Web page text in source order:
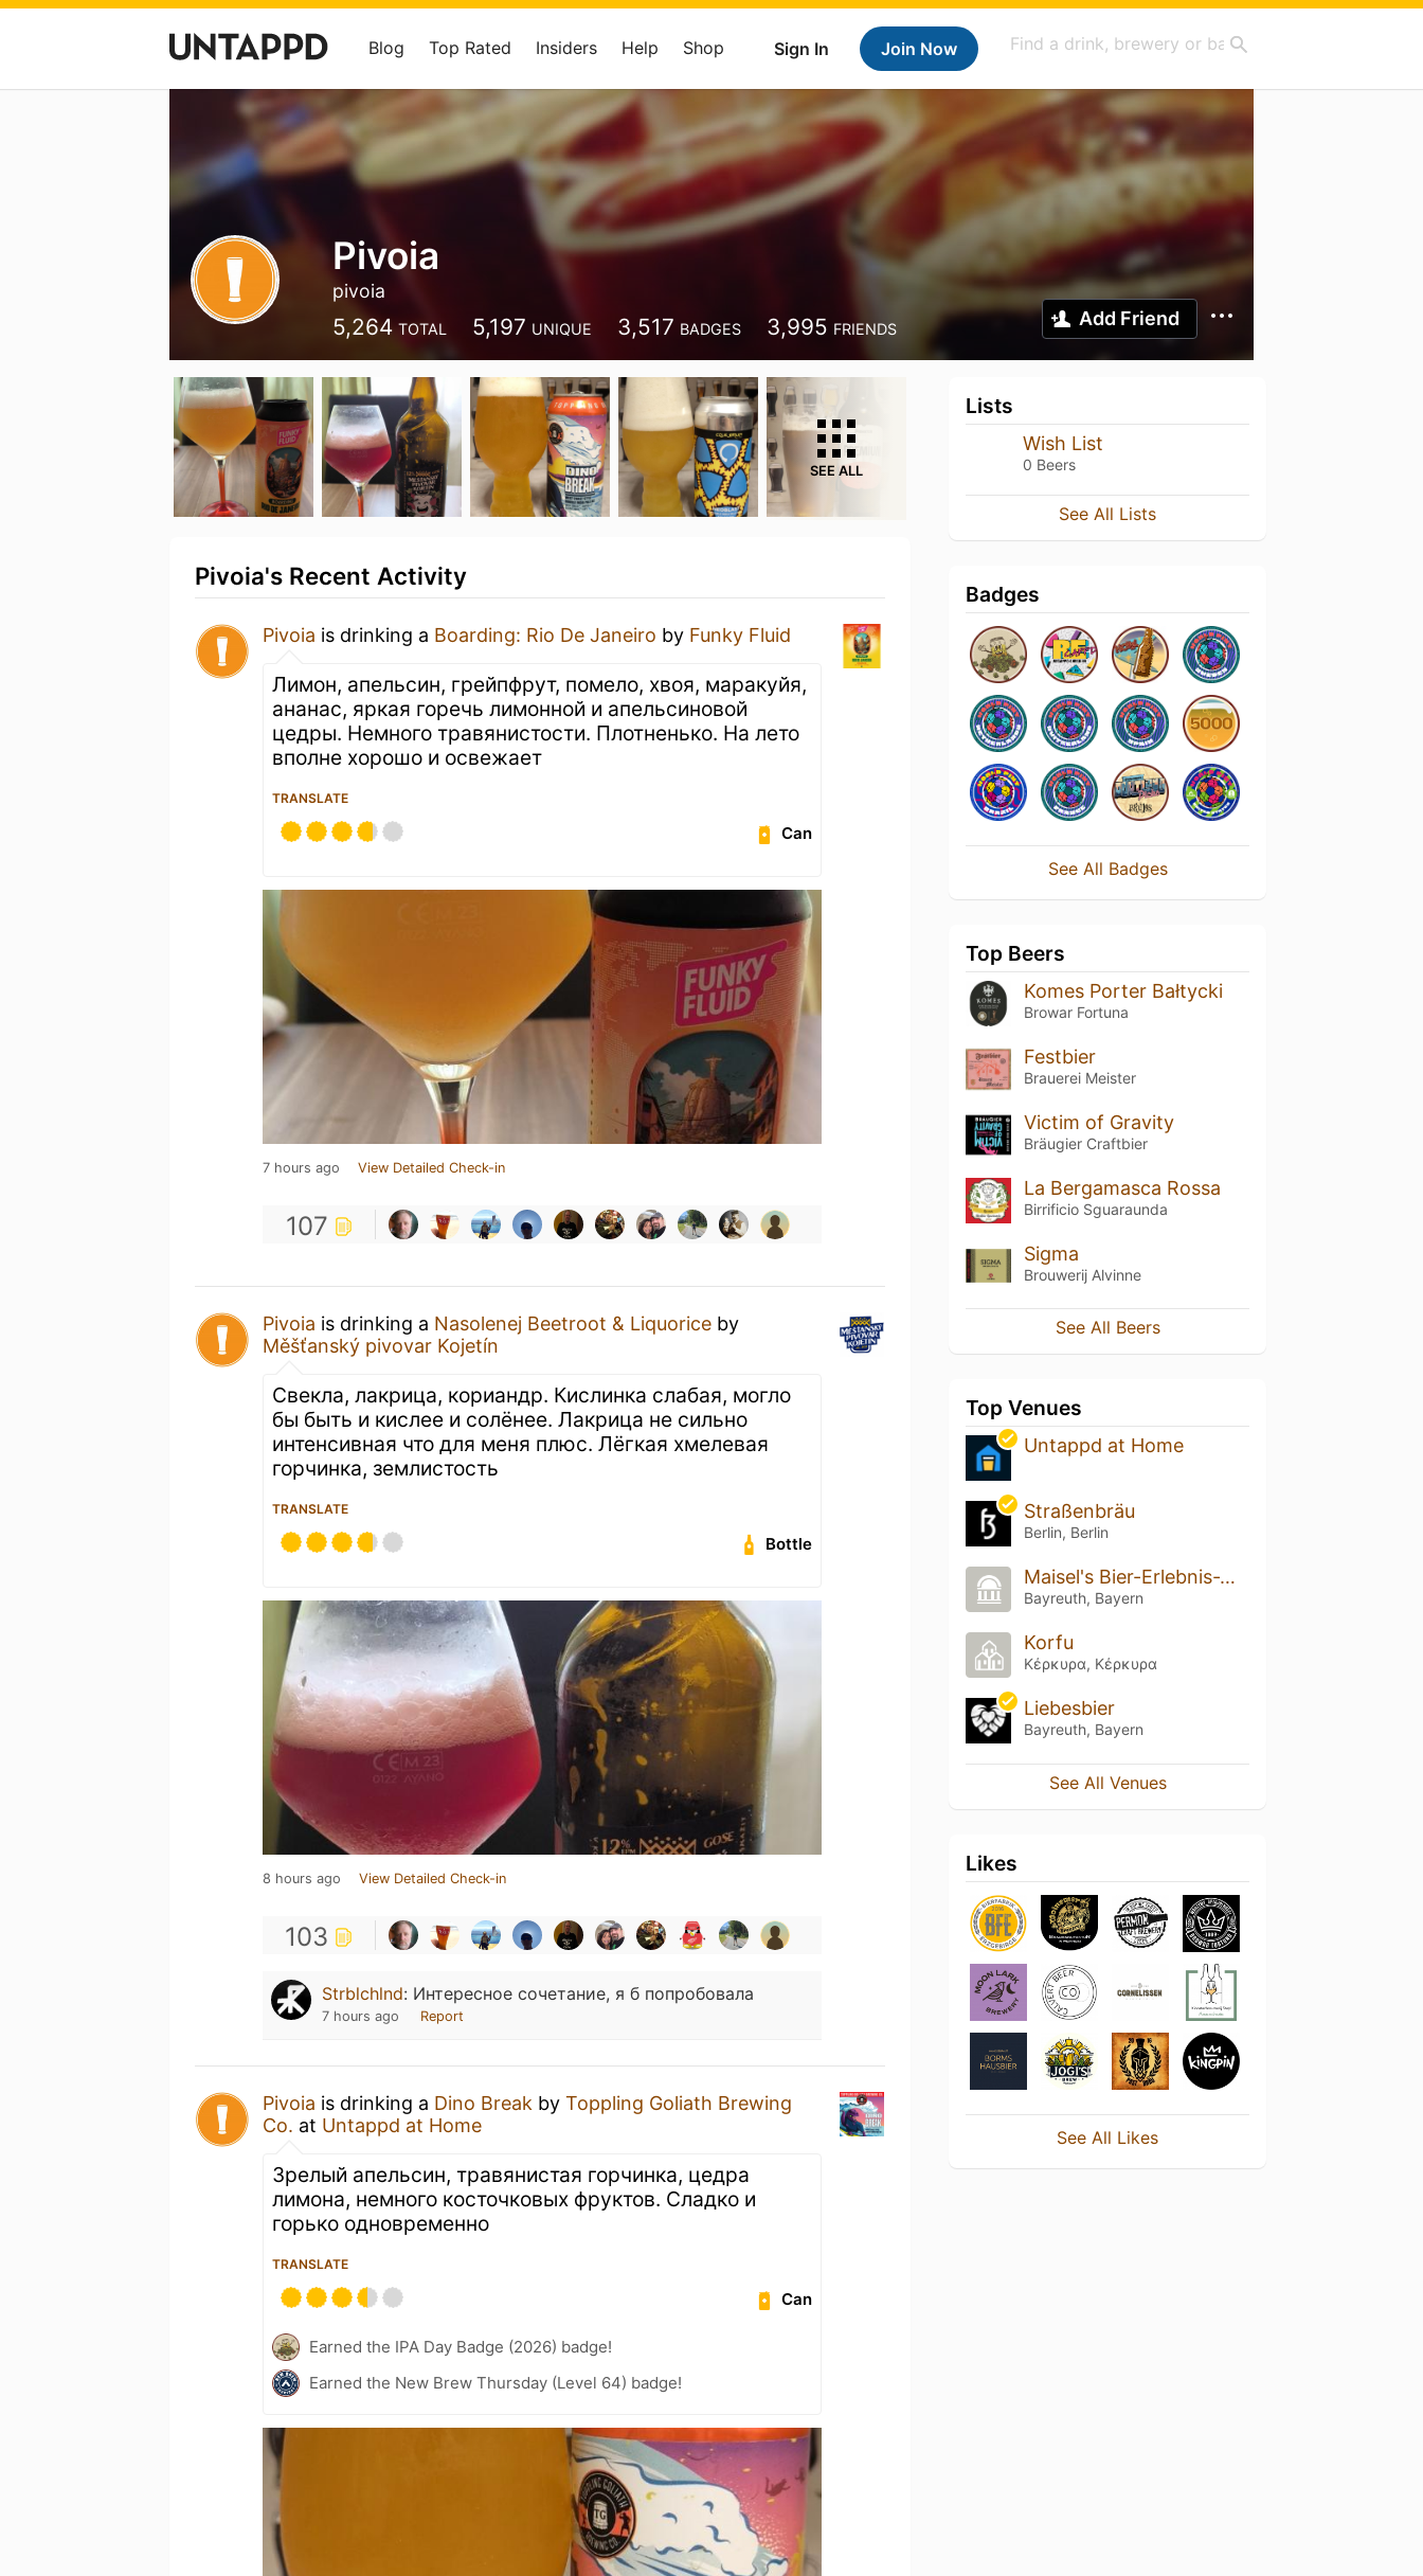
Sign In Join Now
Blog Top Rated Insiders Help Shop
Pivoia
pivoia
5,264 TOTAL 5,197 UNIQUE 3,517 BADGES 3,995 FRIENDS Add Friend
SEE ALL
Pivoia's Recent Activity
Pivoia is drinking a Boarding: Rio De Janeiro by Funky Fluid
Лимон, апельсин, грейпфрут, помело, хвоя, маракуйя,
ананас, яркая горечь лимонной и апельсиновой
цедры. Немного травянистости. Плотненько. На лето
вполне хорошо и освежает
TRANSLATE
Can
7 hours ago View Detailed Check-in
107
Pivoia is drinking a Nasolenej Beetroot & Liquorice by
Měšťanský pivovar Kojetín
Свекла, лакрица, кориандр. Кислинка слабая, могло
бы быть и кислее и солёнее. Лакрица не сильно
интенсивная что для меня плюс. Лёгкая хмелевая
горчинка, землистость
TRANSLATE
Bottle
8 hours ago View Detailed Check-in
103
Strblchlnd: Интересное сочетание, я б попробовала
7 hours ago Report
Pivoia is drinking a Dino Break by Toppling Goliath Brewing
Co. at Untappd at Home
Зрелый апельсин, травянистая горчинка, цедра
лимона, немного косточковых фруктов. Сладко и
горько одновременно
TRANSLATE
Can
Earned the IPA Day Badge (2026) badge!
Earned the New Brew Thursday (Level 64) badge!
Lists
Wish List
0 Beers
See All Lists
Badges
See All Badges
Top Beers
Komes Porter Bałtycki
Browar Fortuna
Festbier
Brauerei Meister
Victim of Gravity
Bräugier Craftbier
La Bergamasca Rossa
Birrificio Sguaraunda
Sigma
Brouwerij Alvinne
See All Beers
Top Venues
Untappd at Home
Straßenbräu
Berlin, Berlin
Maisel's Bier-Erlebnis-Welt
Bayreuth, Bayern
Korfu
Κέρκυρα, Κέρκυρα
Liebesbier
Bayreuth, Bayern
See All Venues
Likes
See All Likes